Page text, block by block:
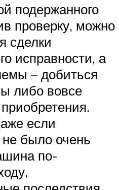
подержанного
проверку, можно
сделки
исправности, а
– добиться
либо вовсе
если
не было очень
по-